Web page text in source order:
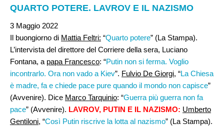
QUARTO POTERE. LAVROV E IL NAZISMO
3 Maggio 2022
Il buongiorno di Mattia Feltri: “Quarto potere” (La Stampa).
L’intervista del direttore del Corriere della sera, Luciano
Fontana, a papa Francesco: “Putin non si ferma. Voglio
incontrarlo. Ora non vado a Kiev”. Fulvio De Giorgi, “La Chiesa
è madre, fa e chiede pace pure quando il mondo non capisce”
(Avvenire). Dice Marco Tarquinio: “Guerra più guerra non fa
pace” (Avvenire). LAVROV, PUTIN E IL NAZISMO: Umberto
Gentiloni, “Così Putin riscrive la lotta al nazismo” (La Stampa).